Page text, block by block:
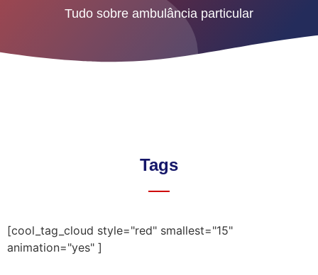
Tudo sobre ambulância particular
Tags
[cool_tag_cloud style="red" smallest="15"
animation="yes" ]